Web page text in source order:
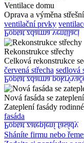
Ventilace domu
Oprava a výměna
ventilační prvky
Poptat zdarma ventilaci
Rekonstrukce střechy
Celková rekonstrukce
červená střecha sedlová
Poptat zdarma
Nová fasáda se
Zateplení fasády
fasáda
Poptat zateplení fasády
Sháníte firmu nebo